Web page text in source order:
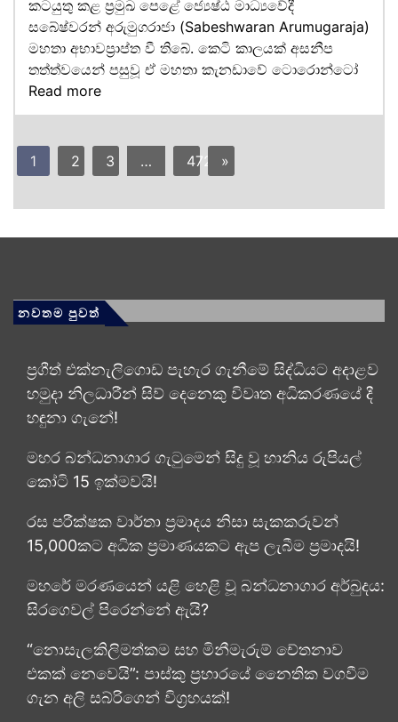
කටයුතු කළ ප්‍රමුඛ පෙළේ ජ්‍යෙෂ්ඨ මාධ්‍යවේදී
සබේෂ්වරන් අරුමුගරාජා (Sabeshwaran Arumugaraja)
මහතා අභාවප්‍රාප්ත වී තිබේ. කෙටි කාලයක් අසනීප
තත්ත්වයෙන් පසුවූ ඒ මහතා කැනඩාවේ ටොරොන්ටෝ
Read more
1 2 3 … 472 »
නවතම පුවත්
ප්‍රගීත් එක්නැලිගොඩ පැහැර ගැනීමේ සිද්ධියට අදාළව
හමුදා නිලධාරීන් සිව් දෙනෙකු විවෘත අධි­ක­ර­ණ­යේ දී
හඳුනා ගැනේ!
මහර බන්ධනාගාර ගැටුමෙන් සිදු වූ හානිය රුපියල්
කෝටි 15 ඉක්මවයි!
රස පරීක්ෂක වාර්තා ප්‍රමාදය නිසා සැකකරුවන්
15,000කට අධික ප්‍රමාණයකට ඇප ලැබීම ප්‍රමාදයි!
මහරේ මරණයෙන් යළි හෙළි වූ බන්ධනාගාර අර්බුදය:
සිරගෙවල් පිරෙන්නේ ඇයි?
“නොසැලකිලිමත්කම සහ මිනීමැරුම් චේතනාව
එකක් නෙවෙයි”: පාස්කු ප්‍රහාරයේ නෛතික වගවීම
ගැන අලි සබ්රිගෙන් විග්‍රහයක්!